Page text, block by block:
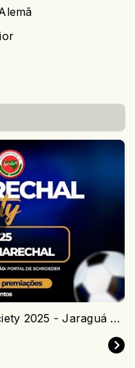
AO VIVO – Taça Marechal Society 2025 - Jaraguá do Sul